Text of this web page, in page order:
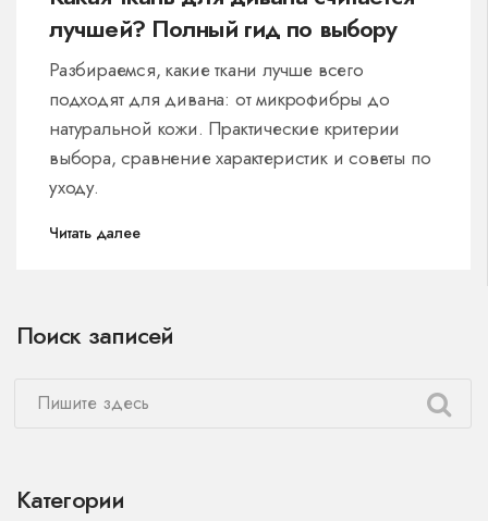
лучшей? Полный гид по выбору
Разбираемся, какие ткани лучше всего
подходят для дивана: от микрофибры до
натуральной кожи. Практические критерии
выбора, сравнение характеристик и советы по
уходу.
Читать далее
Поиск записей
Категории